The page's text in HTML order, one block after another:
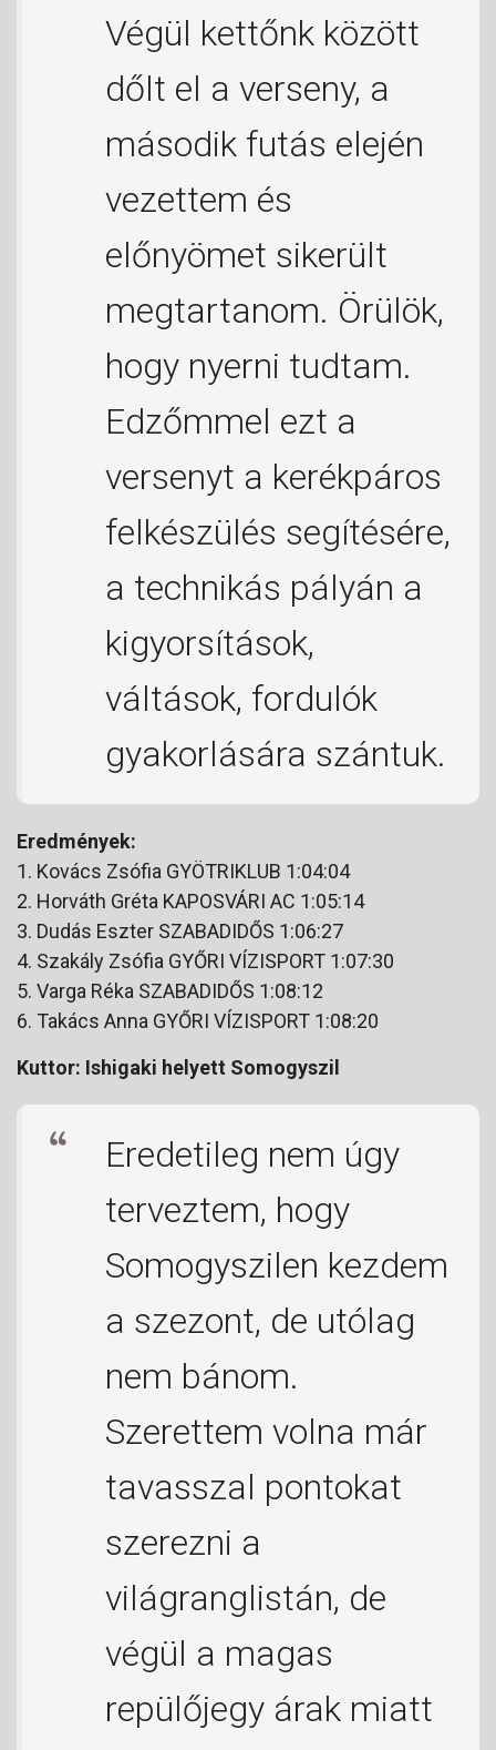
Végül kettőnk között
dőlt el a verseny, a
második futás elején
vezettem és
előnyömet sikerült
megtartanom. Örülök,
hogy nyerni tudtam.
Edzőmmel ezt a
versenyt a kerékpáros
felkészülés segítésére,
a technikás pályán a
kigyorsítások,
váltások, fordulók
gyakorlására szántuk.
Eredmények:
1. Kovács Zsófia GYÖTRIKLUB 1:04:04
2. Horváth Gréta KAPOSVÁRI AC 1:05:14
3. Dudás Eszter SZABADIDŐS 1:06:27
4. Szakály Zsófia GYŐRI VÍZISPORT 1:07:30
5. Varga Réka SZABADIDŐS 1:08:12
6. Takács Anna GYŐRI VÍZISPORT 1:08:20
Kuttor: Ishigaki helyett Somogyszil
Eredetileg nem úgy
terveztem, hogy
Somogyszilen kezdem
a szezont, de utólag
nem bánom.
Szerettem volna már
tavasszal pontokat
szerezni a
világranglistán, de
végül a magas
repülőjegy árak miatt